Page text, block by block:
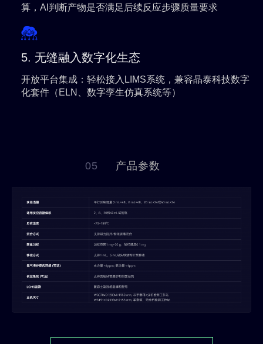
算，AI判断产物是否满足后续反应步骤质量要求
5. 无缝融入数字化生态
开放平台集成 ：轻松接入LIMS系统，兼容晶泰科技数字
化套件（ELN、数字孪生仿真系统等）
05 产品参数